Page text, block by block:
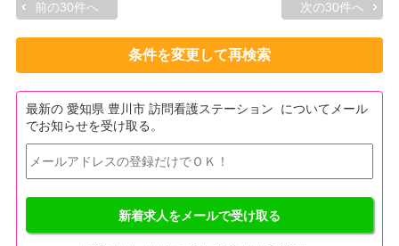
前の30件へ 次の30件へ
条件を変更して再検索
最新の 愛知県 豊川市 訪問看護ステーション についてメール
でお知らせを受け取る。
新着求人をメールで受け取る